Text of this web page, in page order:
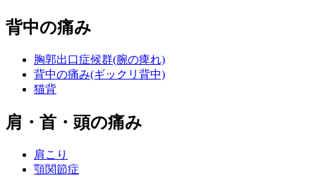
背中の痛み
胸郭出口症候群(腕の痺れ)
背中の痛み(ギックリ背中)
猫背
肩・首・頭の痛み
肩こり
顎関節症